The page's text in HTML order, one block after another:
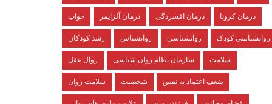
خواب درمان آلزایمر درمان افسردگی درمان کرونا
رشد کودکان روانشناس روانشناسی روانشناسی کودک
زوال عقل سازمان نظام روان شناسی سلامت
سلامت روان شخصیت ضعف اعتماد به نفس